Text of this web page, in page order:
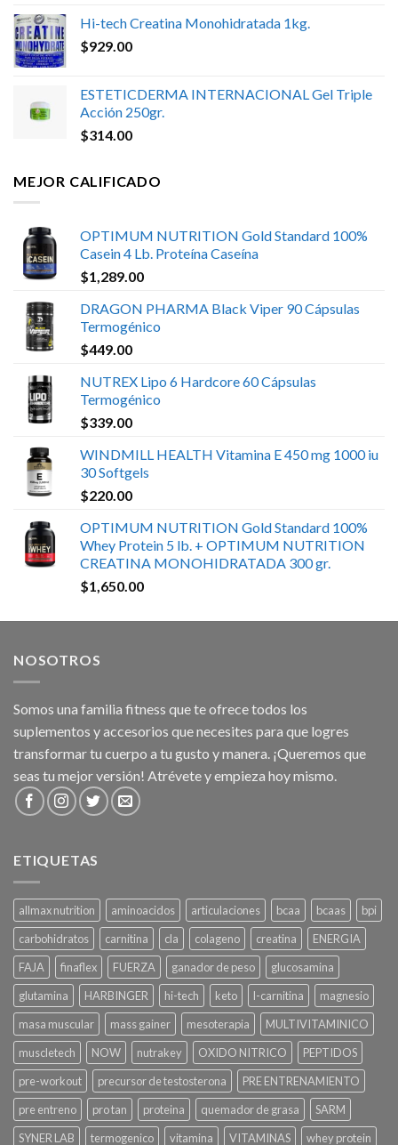
Hi-tech Creatina Monohidratada 1kg.
$929.00
ESTETICDERMA INTERNACIONAL Gel Triple
Acción 250gr.
$314.00
MEJOR CALIFICADO
OPTIMUM NUTRITION Gold Standard 100%
Casein 4 Lb. Proteína Caseína
$1,289.00
DRAGON PHARMA Black Viper 90 Cápsulas
Termogénico
$449.00
NUTREX Lipo 6 Hardcore 60 Cápsulas
Termogénico
$339.00
WINDMILL HEALTH Vitamina E 450 mg 1000 iu
30 Softgels
$220.00
OPTIMUM NUTRITION Gold Standard 100%
Whey Protein 5 lb. + OPTIMUM NUTRITION
CREATINA MONOHIDRATADA 300 gr.
$1,650.00
NOSOTROS
Somos una familia fitness que te ofrece todos los
suplementos y accesorios que necesites para que logres
transformar tu cuerpo a tu gusto y manera. ¡Queremos que
seas tu mejor versión! Atrévete y empieza hoy mismo.
ETIQUETAS
allmax nutrition aminoacidos articulaciones bcaa bcaas
bpi
carbohidratos
carnitina cla colageno creatina
ENERGIA
FAJA
finaflex FUERZA ganador de peso
glucosamina
glutamina
HARBINGER hi-tech keto l-carnitina
magnesio
masa muscular
mass gainer mesoterapia
MULTIVITAMINICO
muscletech
NOW nutrakey OXIDO NITRICO
PEPTIDOS
pre-workout
precursor de testosterona
PRE ENTRENAMIENTO
pre entreno
pro tan proteina quemador de grasa
SARM
SYNER LAB
termogenico vitamina VITAMINAS whey protein